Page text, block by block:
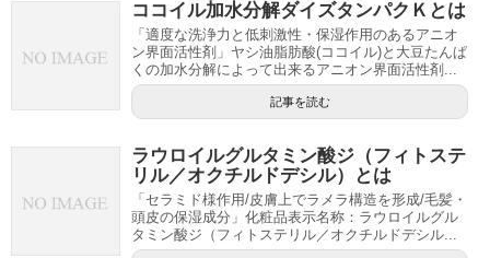
ココイル加水分解ダイズタンパクＫとは
「適度な洗浄力と低刺激性・保湿作用のあるアニオ
ン界面活性剤」ヤシ油脂肪酸(ココイル)と大豆たんぱ
くの加水分解によって出来るアニオン界面活性剤...
記事を読む
ラウロイルグルタミン酸ジ（フィトステ
リル／オクチルドデシル）とは
「セラミド様作用/皮膚上でラメラ構造を形成/毛髪・
頭皮の保湿成分」化粧品表示名称：ラウロイルグル
タミン酸ジ（フィトステリル／オクチルドデシル...